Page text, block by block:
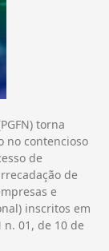
torna
no contencioso
de
de
e
inscritos em
n. 01, de 10 de